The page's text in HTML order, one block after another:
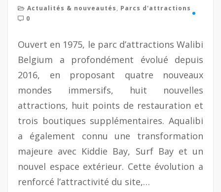
Actualités & nouveautés, Parcs d'attractions
0
Ouvert en 1975, le parc d’attractions Walibi
Belgium a profondément évolué depuis
2016, en proposant quatre nouveaux
mondes immersifs, huit nouvelles
attractions, huit points de restauration et
trois boutiques supplémentaires. Aqualibi
a également connu une transformation
majeure avec Kiddie Bay, Surf Bay et un
nouvel espace extérieur. Cette évolution a
renforcé l’attractivité du site,…